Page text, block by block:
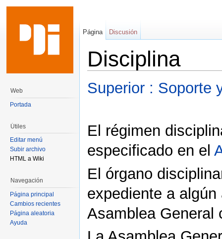
Disciplina
Superior : Soporte
El régimen
especificado en el
El órgano
expediente a
Asamblea General
Página Discusión
Web
Portada
Útiles
Editar menú
Subir archivo
HTML a Wiki
Navegación
Página principal
Cambios recientes
Página aleatoria
Ayuda